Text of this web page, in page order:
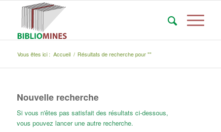
Vous êtes ici : Accueil / Résultats de recherche pour ""
Nouvelle recherche
Si vous n'êtes pas satisfait des résultats ci-dessous,
vous pouvez lancer une autre recherche.